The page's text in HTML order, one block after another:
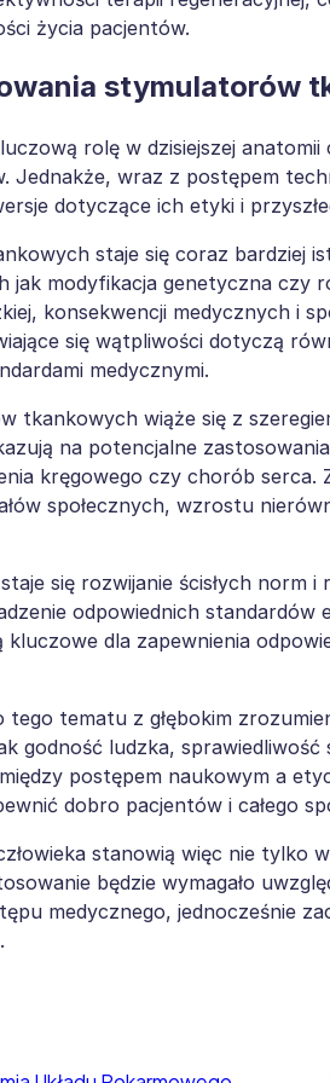
życia pacjentów.
stymulatorów
rolę w dzisiejszej anatomii
Jednakże, wraz z postępem
dotyczące ich etyki i
staje się coraz bardziej
jak modyfikacja genetyczna czy
konsekwencji medycznych i
się wątpliwości dotyczą
medycznymi.
tkankowych wiąże się z
na potencjalne
kręgowego czy chorób
społecznych, wzrostu
się rozwijanie ścisłych norm
odpowiednich standardów
dla zapewnienia
tematu z głębokim
godność ludzka, sprawiedliwość
postępem naukowym a
dobro pacjentów i całego
stanowią więc nie tylko
będzie wymagało
medycznego, jednocześnie